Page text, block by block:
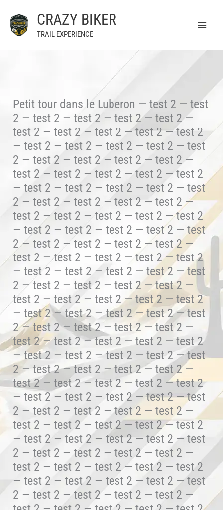
contenu
CRAZY BIKER
TRAIL EXPERIENCE
Petit tour dans le Luberon — test 2 — test
2 — test 2 — test 2 — test 2 — test 2 —
test 2 — test 2 — test 2 — test 2 — test 2
— test 2 — test 2 — test 2 — test 2 — test
2 — test 2 — test 2 — test 2 — test 2 —
test 2 — test 2 — test 2 — test 2 — test 2
— test 2 — test 2 — test 2 — test 2 — test
2 — test 2 — test 2 — test 2 — test 2 —
test 2 — test 2 — test 2 — test 2 — test 2
— test 2 — test 2 — test 2 — test 2 — test
2 — test 2 — test 2 — test 2 — test 2 —
test 2 — test 2 — test 2 — test 2 — test 2
— test 2 — test 2 — test 2 — test 2 — test
2 — test 2 — test 2 — test 2 — test 2 —
test 2 — test 2 — test 2 — test 2 — test 2
— test 2 — test 2 — test 2 — test 2 — test
2 — test 2 — test 2 — test 2 — test 2 —
test 2 — test 2 — test 2 — test 2 — test 2
— test 2 — test 2 — test 2 — test 2 — test
2 — test 2 — test 2 — test 2 — test 2 —
test 2 — test 2 — test 2 — test 2 — test 2
— test 2 — test 2 — test 2 — test 2 — test
2 — test 2 — test 2 — test 2 — test 2 —
test 2 — test 2 — test 2 — test 2 — test 2
— test 2 — test 2 — test 2 — test 2 — test
2 — test 2 — test 2 — test 2 — test 2 —
test 2 — test 2 — test 2 — test 2 — test 2
— test 2 — test 2 — test 2 — test 2 — test
2 — test 2 — test 2 — test 2 — test 2 —